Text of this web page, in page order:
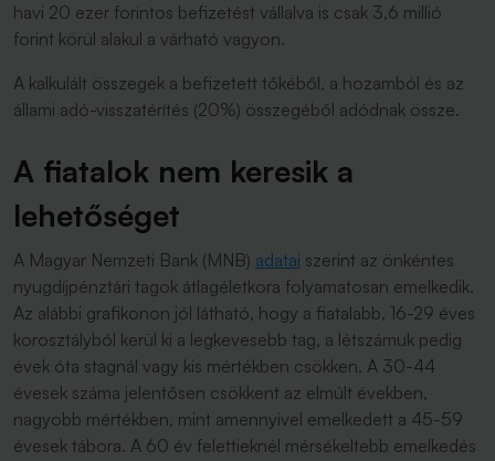
havi 20 ezer forintos befizetést vállalva is csak 3,6 millió
forint körül alakul a várható vagyon.
A kalkulált összegek a befizetett tőkéből, a hozamból és az
állami adó-visszatérítés (20%) összegéből adódnak össze.
A fiatalok nem keresik a
lehetőséget
A Magyar Nemzeti Bank (MNB) adatai szerint az önkéntes
nyugdíjpénztári tagok átlagéletkora folyamatosan emelkedik.
Az alábbi grafikonon jól látható, hogy a fiatalabb, 16-29 éves
korosztályból kerül ki a legkevesebb tag, a létszámuk pedig
évek óta stagnál vagy kis mértékben csökken. A 30-44
évesek száma jelentősen csökkent az elmúlt években,
nagyobb mértékben, mint amennyivel emelkedett a 45-59
évesek tábora. A 60 év felettieknél mérsékeltebb emelkedés